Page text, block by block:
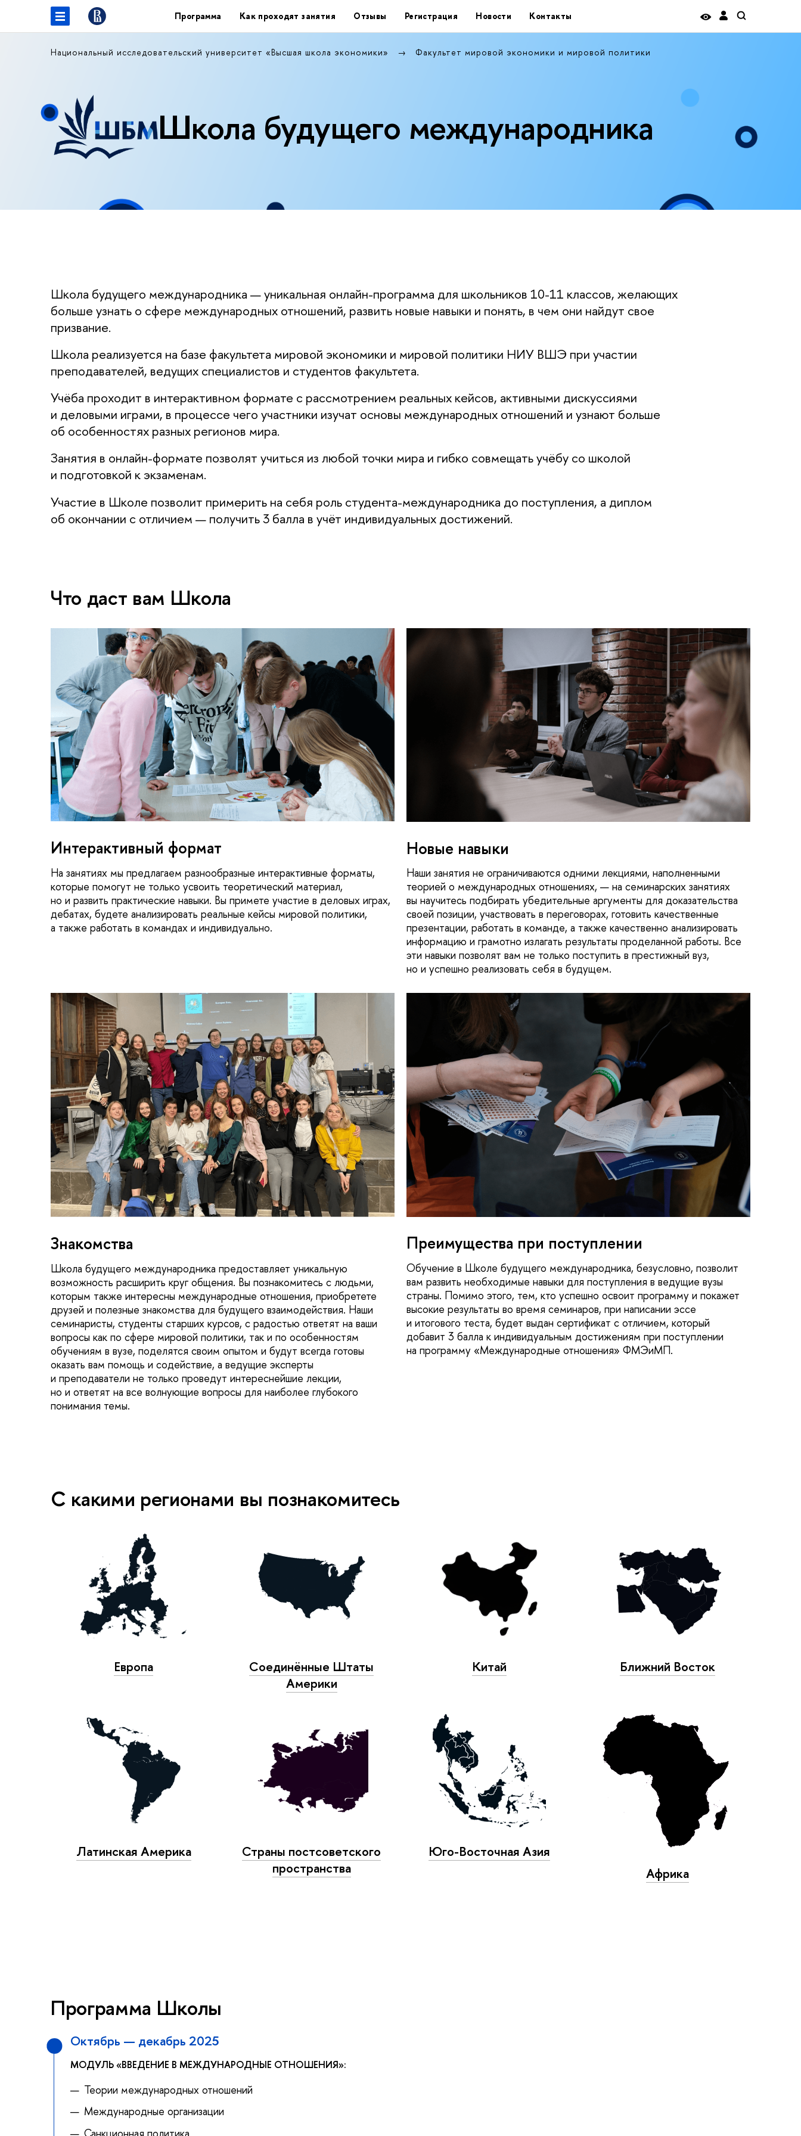
Программа Как проходят занятия Отзывы Регистрация Новости Контакты
Национальный исследовательский университет «Высшая школа экономики» Факультет мировой экономики и мировой политики
Школа будущего международника
Школа будущего международника — уникальная онлайн-программа для школьников 10-11 классов, желающих
больше узнать о сфере международных отношений, развить новые навыки и понять, в чем они найдут свое
призвание.
Школа реализуется на базе факультета мировой экономики и мировой политики НИУ ВШЭ при участии
преподавателей, ведущих специалистов и студентов факультета.
Учёба проходит в интерактивном формате с рассмотрением реальных кейсов, активными дискуссиями
и деловыми играми, в процессе чего участники изучат основы международных отношений и узнают больше
об особенностях разных регионов мира.
Занятия в онлайн-формате позволят учиться из любой точки мира и гибко совмещать учёбу со школой
и подготовкой к экзаменам.
Участие в Школе позволит примерить на себя роль студента-международника до поступления, а диплом
об окончании с отличием — получить 3 балла в учёт индивидуальных достижений.
Что даст вам Школа
Интерактивный формат
На занятиях мы предлагаем разнообразные интерактивные форматы,
которые помогут не только усвоить теоретический материал,
но и развить практические навыки. Вы примете участие в деловых играх,
дебатах, будете анализировать реальные кейсы мировой политики,
а также работать в командах и индивидуально.
Новые навыки
Наши занятия не ограничиваются одними лекциями, наполненными
теорией о международных отношениях, — на семинарских занятиях
вы научитесь подбирать убедительные аргументы для доказательства
своей позиции, участвовать в переговорах, готовить качественные
презентации, работать в команде, а также качественно анализировать
информацию и грамотно излагать результаты проделанной работы. Все
эти навыки позволят вам не только поступить в престижный вуз,
но и успешно реализовать себя в будущем.
Знакомства
Школа будущего международника предоставляет уникальную
возможность расширить круг общения. Вы познакомитесь с людьми,
которым также интересны международные отношения, приобретете
друзей и полезные знакомства для будущего взаимодействия. Наши
семинаристы, студенты старших курсов, с радостью ответят на ваши
вопросы как по сфере мировой политики, так и по особенностям
обучениям в вузе, поделятся своим опытом и будут всегда готовы
оказать вам помощь и содействие, а ведущие эксперты
и преподаватели не только проведут интереснейшие лекции,
но и ответят на все волнующие вопросы для наиболее глубокого
понимания темы.
Преимущества при поступлении
Обучение в Школе будущего международника, безусловно, позволит
вам развить необходимые навыки для поступления в ведущие вузы
страны. Помимо этого, тем, кто успешно освоит программу и покажет
высокие результаты во время семинаров, при написании эссе
и итогового теста, будет выдан сертификат с отличием, который
добавит 3 балла к индивидуальным достижениям при поступлении
на программу «Международные отношения» ФМЭиМП.
С какими регионами вы познакомитесь
Европа
Соединённые Штаты
Америки
Китай Ближний Восток
Латинская Америка
Страны постсоветского
пространства
Юго-Восточная Азия
Африка
Программа Школы
Октябрь — декабрь 2025
МОДУЛЬ «ВВЕДЕНИЕ В МЕЖДУНАРОДНЫЕ ОТНОШЕНИЯ»:
Теории международных отношений
Международные организации